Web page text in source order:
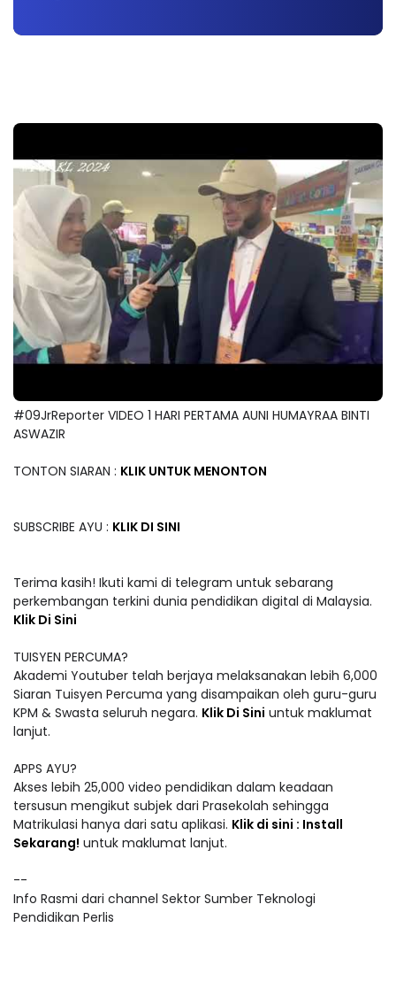
#09JrReporter VIDEO 1 HARI PERTAMA AUNI HUMAYRAA BINTI
ASWAZIR
TONTON SIARAN : KLIK UNTUK MENONTON
SUBSCRIBE AYU : KLIK DI SINI
Terima kasih! Ikuti kami di telegram untuk sebarang
perkembangan terkini dunia pendidikan digital di Malaysia.
Klik Di Sini
TUISYEN PERCUMA?
Akademi Youtuber telah berjaya melaksanakan lebih 6,000
Siaran Tuisyen Percuma yang disampaikan oleh guru-guru
KPM & Swasta seluruh negara. Klik Di Sini untuk maklumat
lanjut.
APPS AYU?
Akses lebih 25,000 video pendidikan dalam keadaan
tersusun mengikut subjek dari Prasekolah sehingga
Matrikulasi hanya dari satu aplikasi. Klik di sini : Install
Sekarang! untuk maklumat lanjut.
--
Info Rasmi dari channel Sektor Sumber Teknologi
Pendidikan Perlis